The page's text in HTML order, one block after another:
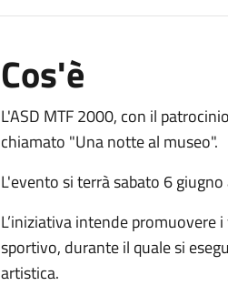
Cos'è
L'ASD MTF 2000, con il
chiamato "Una notte al museo".
L'evento si terrà sabato 6
L’iniziativa intende
sportivo, durante il quale si
artistica.